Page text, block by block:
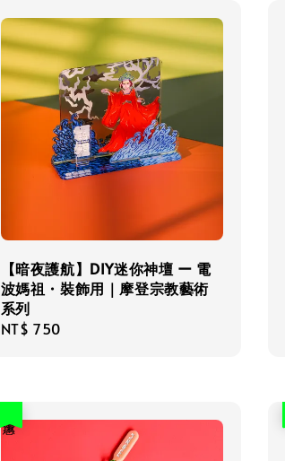
【暗夜護航】DIY迷你神壇 ー 電
波媽祖・裝飾用｜摩登宗教藝術
系列
Regular
NT$ 750